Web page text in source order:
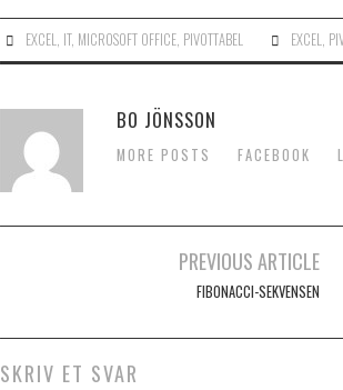
EXCEL, IT, MICROSOFT OFFICE, PIVOTTABEL EXCEL,
BO JÖNSSON
MORE POSTS FACEBOOK
PREVIOUS ARTICLE
FIBONACCI-SEKVENSEN
SKRIV ET SVAR